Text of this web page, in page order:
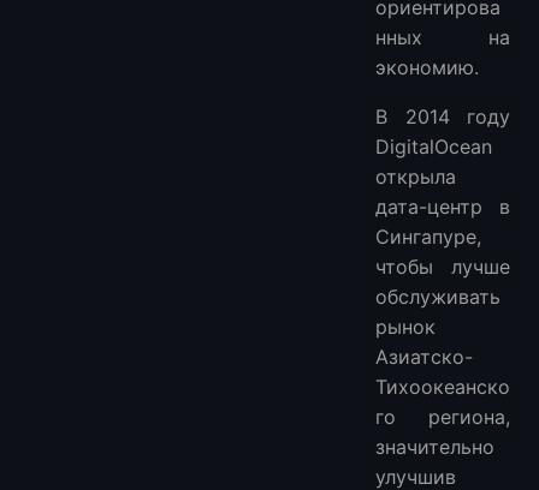
ориентирова
нных на
экономию.
В 2014 году
DigitalOcean
открыла
дата-центр в
Сингапуре,
чтобы лучше
обслуживать
рынок
Азиатско-
Тихоокеанско
го региона,
значительно
улучшив